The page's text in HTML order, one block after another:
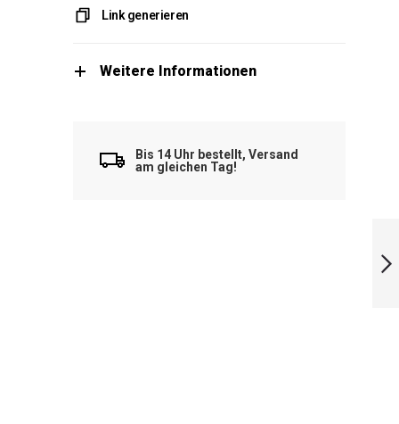
Link generieren
Weitere Informationen
Bis 14 Uhr bestellt, Versand
am gleichen Tag!